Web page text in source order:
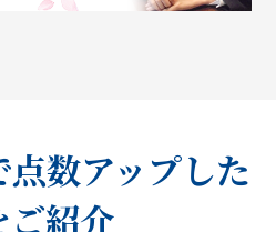
数アップした
ご紹介